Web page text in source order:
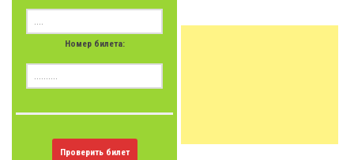
Номер билета:
Проверить билет